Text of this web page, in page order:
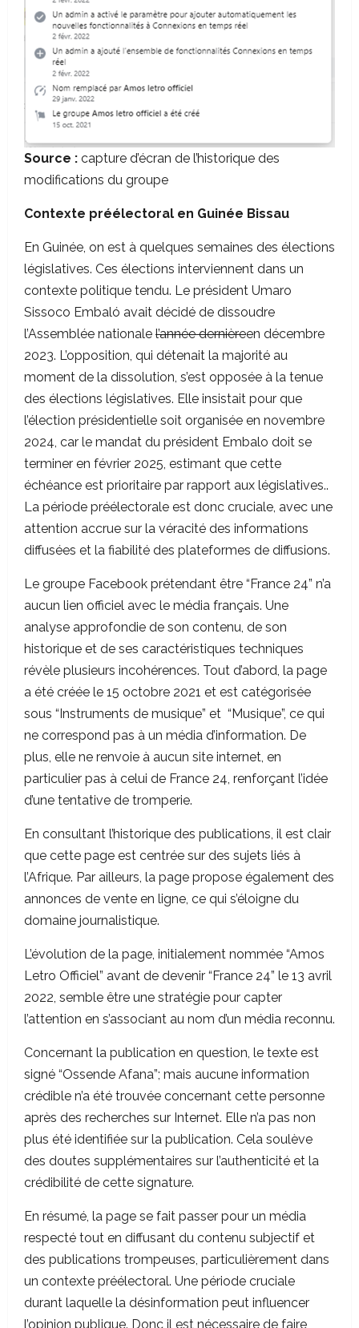
Source : capture d’écran de l’historique des
modifications du groupe
Contexte préélectoral en Guinée Bissau
En Guinée, on est à quelques semaines des élections
législatives. Ces élections interviennent dans un
contexte politique tendu. Le président Umaro
Sissoco Embaló avait décidé de dissoudre
l’Assemblée nationale l’année dernièreen décembre
2023. L’opposition, qui détenait la majorité au
moment de la dissolution, s’est opposée à la tenue
des élections législatives. Elle insistait pour que
l’élection présidentielle soit organisée en novembre
2024, car le mandat du président Embalo doit se
terminer en février 2025, estimant que cette
échéance est prioritaire par rapport aux législatives..
La période préélectorale est donc cruciale, avec une
attention accrue sur la véracité des informations
diffusées et la fiabilité des plateformes de diffusions.
Le groupe Facebook prétendant être “France 24” n’a
aucun lien officiel avec le média français. Une
analyse approfondie de son contenu, de son
historique et de ses caractéristiques techniques
révèle plusieurs incohérences. Tout d’abord, la page
a été créée le 15 octobre 2021 et est catégorisée
sous “Instruments de musique” et “Musique”, ce qui
ne correspond pas à un média d’information. De
plus, elle ne renvoie à aucun site internet, en
particulier pas à celui de France 24, renforçant l’idée
d’une tentative de tromperie.
En consultant l’historique des publications, il est clair
que cette page est centrée sur des sujets liés à
l’Afrique. Par ailleurs, la page propose également des
annonces de vente en ligne, ce qui s’éloigne du
domaine journalistique.
L’évolution de la page, initialement nommée “Amos
Letro Officiel” avant de devenir “France 24” le 13 avril
2022, semble être une stratégie pour capter
l’attention en s’associant au nom d’un média reconnu.
Concernant la publication en question, le texte est
signé “Ossende Afana”; mais aucune information
crédible n’a été trouvée concernant cette personne
après des recherches sur Internet. Elle n’a pas non
plus été identifiée sur la publication. Cela soulève
des doutes supplémentaires sur l’authenticité et la
crédibilité de cette signature.
En résumé, la page se fait passer pour un média
respecté tout en diffusant du contenu subjectif et
des publications trompeuses, particulièrement dans
un contexte préélectoral. Une période cruciale
durant laquelle la désinformation peut influencer
l’opinion publique. Donc il est nécessaire de faire